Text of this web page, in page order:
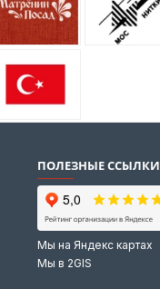
ПОЛЕЗНЫЕ ССЫЛКИ
Мы на Яндекс картах
Мы в 2GIS